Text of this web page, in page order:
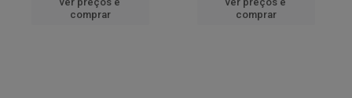
comprar
comprar